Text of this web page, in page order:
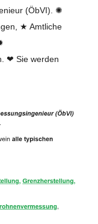
(ÖbVI). ✺
★ Amtliche
❤ Sie werden